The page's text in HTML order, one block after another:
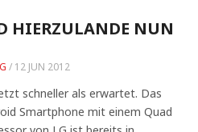
HIERZULANDE NUN
/ 12 JUN 2012
schneller als erwartet. Das
Smartphone mit einem Quad